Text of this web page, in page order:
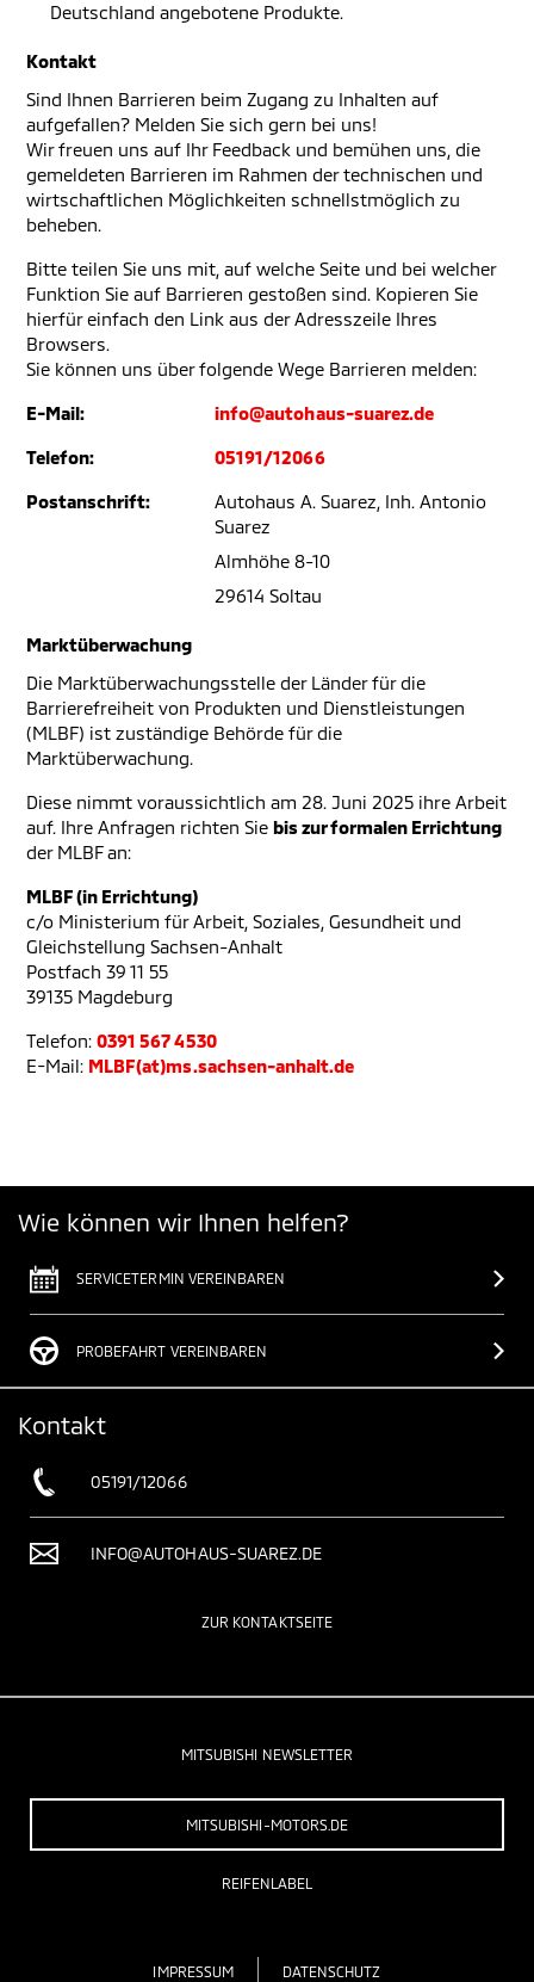
Deutschland angebotene Produkte.
Kontakt
Sind Ihnen Barrieren beim Zugang zu Inhalten auf
aufgefallen? Melden Sie sich gern bei uns!
Wir freuen uns auf Ihr Feedback und bemühen uns, die
gemeldeten Barrieren im Rahmen der technischen und
wirtschaftlichen Möglichkeiten schnellstmöglich zu
beheben.
Bitte teilen Sie uns mit, auf welche Seite und bei welcher
Funktion Sie auf Barrieren gestoßen sind. Kopieren Sie
hierfür einfach den Link aus der Adresszeile Ihres
Browsers.
Sie können uns über folgende Wege Barrieren melden:
E-Mail: info@autohaus-suarez.de
Telefon: 05191/12066
Postanschrift:
Autohaus A. Suarez, Inh. Antonio
Suarez
Almhöhe 8-10
29614 Soltau
Marktüberwachung
Die Marktüberwachungsstelle der Länder für die
Barrierefreiheit von Produkten und Dienstleistungen
(MLBF) ist zuständige Behörde für die
Marktüberwachung.
Diese nimmt voraussichtlich am 28. Juni 2025 ihre Arbeit
auf. Ihre Anfragen richten Sie bis zur formalen Errichtung
der MLBF an:
MLBF (in Errichtung)
c/o Ministerium für Arbeit, Soziales, Gesundheit und
Gleichstellung Sachsen-Anhalt
Postfach 39 11 55
39135 Magdeburg
Telefon: 0391 567 4530
E-Mail: MLBF(at)ms.sachsen-anhalt.de
Wie können wir Ihnen helfen?
SERVICETERMIN VEREINBAREN
PROBEFAHRT VEREINBAREN
Kontakt
05191/12066
INFO@AUTOHAUS-SUAREZ.DE
ZUR KONTAKTSEITE
MITSUBISHI NEWSLETTER
MITSUBISHI-MOTORS.DE
REIFENLABEL
IMPRESSUM
DATENSCHUTZ